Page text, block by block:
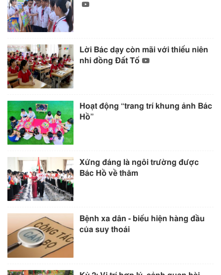
Lời Bác dạy còn mãi với thiếu niên
nhi đồng Đất Tổ
Hoạt động “trang trí khung ảnh Bác
Hồ”
Xứng đáng là ngôi trường được
Bác Hồ về thăm
Bệnh xa dân - biểu hiện hàng đầu
của suy thoái